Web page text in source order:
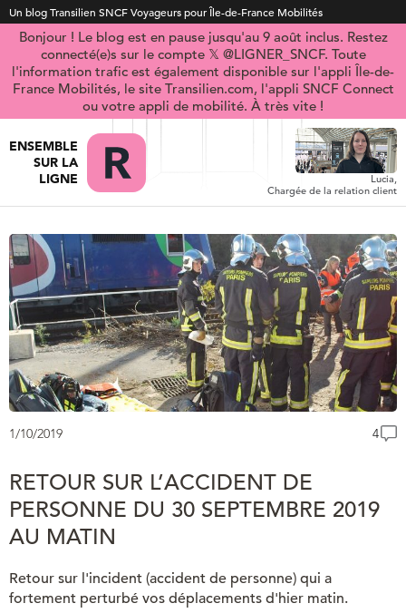
Un blog Transilien SNCF Voyageurs pour Île-de-France Mobilités
Bonjour ! Le blog est en pause jusqu'au 9 août inclus. Restez
connecté(e)s sur le compte 𝕏 @LIGNER_SNCF. Toute
l'information trafic est également disponible sur l'appli Île-de-
France Mobilités, le site Transilien.com, l'appli SNCF Connect
ou votre appli de mobilité. À très vite !
ENSEMBLE
SUR LA
LIGNE
Lucia,
Chargée de la relation client
1/10/2019 4
RETOUR SUR L’ACCIDENT DE
PERSONNE DU 30 SEPTEMBRE 2019
AU MATIN
Retour sur l'incident (accident de personne) qui a
fortement perturbé vos déplacements d'hier matin.